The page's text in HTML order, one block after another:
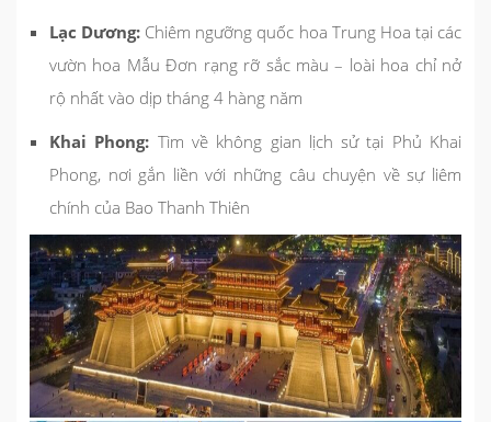
Lạc Dương: Chiêm ngưỡng quốc hoa Trung Hoa tại các
vườn hoa Mẫu Đơn rạng rỡ sắc màu – loài hoa chỉ nở
rộ nhất vào dịp tháng 4 hàng năm
Khai Phong: Tìm về không gian lịch sử tại Phủ Khai
Phong, nơi gắn liền với những câu chuyện về sự liêm
chính của Bao Thanh Thiên